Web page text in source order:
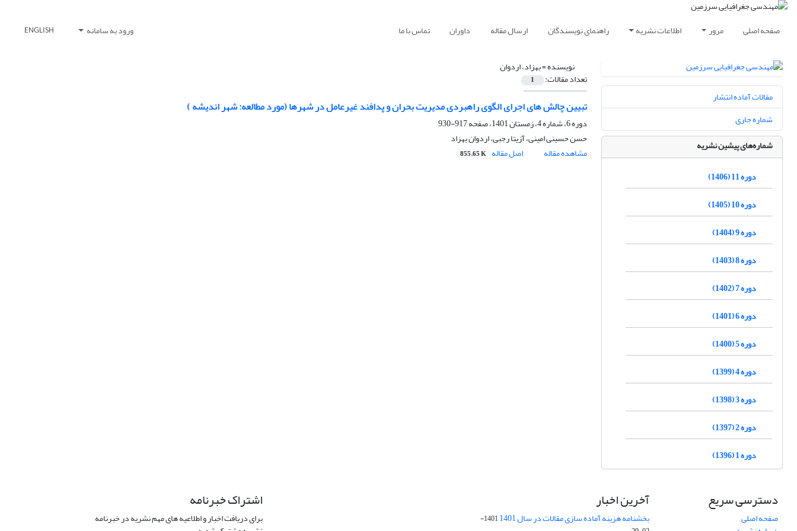
صفحه اصلی مرور اطلاعات نشریه راهنمای نویسندگان ارسال مقاله داوران تماس با ما ورود به سامانه ENGLISH
نویسنده =بهزاد، اردوان
تعداد مقالات: 1
تبیین چالش های اجرای الگوی راهبردی مدیریت بحران و پدافند غیرعامل در شهرها (مورد مطالعه: شهر اندیشه )
دوره 6، شماره 4، زمستان 1401، صفحه
917-930
حسن حسینی امینی، آزیتا رجبی، اردوان بهزاد
مشاهده مقاله
اصل مقاله 855.65 K
مقالات آماده انتشار
شماره جاری
شماره‌های پیشین نشریه
دوره 11 (1406)
دوره 10 (1405)
دوره 9 (1404)
دوره 8 (1403)
دوره 7 (1402)
دوره 6 (1401)
دوره 5 (1400)
دوره 4 (1399)
دوره 3 (1398)
دوره 2 (1397)
دوره 1 (1396)
دسترسی سریع
صفحه اصلی
آخرین اخبار
بخشنامه هزینه آماده سازی مقالات در سال 1401
1401-
اشتراک خبرنامه
برای دریافت اخبار و اطلاعیه های مهم نشریه در خبرنامه